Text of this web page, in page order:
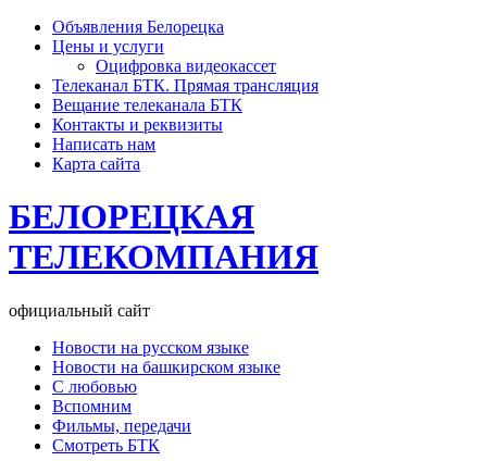
Объявления Белорецка
Цены и услуги
Оцифровка видеокассет
Телеканал БТК. Прямая трансляция
Вещание телеканала БТК
Контакты и реквизиты
Написать нам
Карта сайта
БЕЛОРЕЦКАЯ
ТЕЛЕКОМПАНИЯ
официальный сайт
Новости на русском языке
Новости на башкирском языке
С любовью
Вспомним
Фильмы, передачи
Смотреть БТК